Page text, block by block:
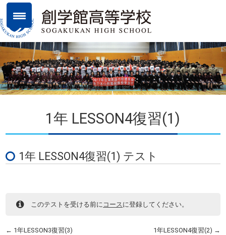
1年 LESSON4復習(1)
1年 LESSON4復習(1) テスト
このテストを受ける前に コースに登録してください。
1年LESSON3復習(3)
1年LESSON4復習(2)